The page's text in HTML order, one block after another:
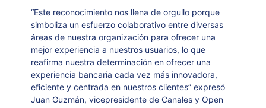
“Este reconocimiento nos llena de orgullo porque
simboliza un esfuerzo colaborativo entre diversas
áreas de nuestra organización para ofrecer una
mejor experiencia a nuestros usuarios, lo que
reafirma nuestra determinación en ofrecer una
experiencia bancaria cada vez más innovadora,
eficiente y centrada en nuestros clientes” expresó
Juan Guzmán, vicepresidentede Canales y Open